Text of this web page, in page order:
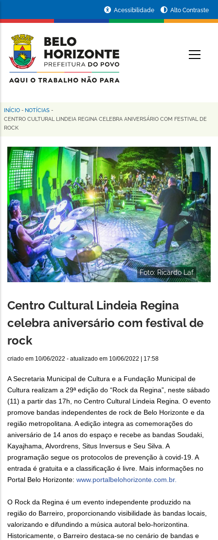
conteúdo
principal
da
Prefeitura
de
Horizonte
Acessibilidade Alto Contraste
Trilha
de
navegação
INÍCIO - NOTÍCIAS -
CENTRO CULTURAL LINDEIA REGINA CELEBRA ANIVERSÁRIO COM FESTIVAL DE
ROCK
Foto: Ricardo Laf
Centro Cultural Lindeia Regina
celebra aniversário com festival de
rock
criado em 10/06/2022 - atualizado em 10/06/2022 | 17:58
A Secretaria Municipal de Cultura e a Fundação Municipal de
Cultura realizam a 29ª edição do “Rock da Regina”, neste sábado
(11) a partir das 17h, no Centro Cultural Lindeia Regina. O evento
promove bandas independentes de rock de Belo Horizonte e da
região metropolitana. A edição integra as comemorações do
aniversário de 14 anos do espaço e recebe as bandas Soudaki,
Kayajhama, Alvordrens, Situs Inversus e Seu Silva. A
programação segue os protocolos de prevenção à covid-19. A
entrada é gratuita e a classificação é livre. Mais informações no
Portal Belo Horizonte: www.portalbelohorizonte.com.br.
O Rock da Regina é um evento independente produzido na
região do Barreiro, proporcionando visibilidade às bandas locais,
valorizando e difundindo a música autoral belo-horizontina.
Historicamente, o Barreiro destaca-se no cenário de bandas e